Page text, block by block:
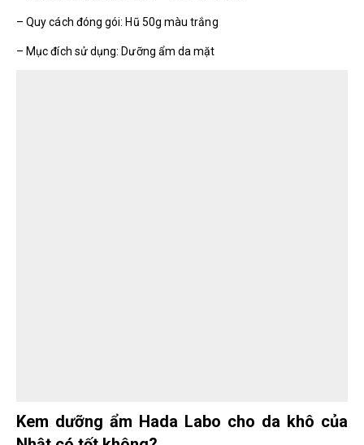
– Quy cách đóng gói: Hũ 50g màu trắng
– Mục đích sử dụng: Dưỡng ẩm da mặt
Kem dưỡng ẩm Hada Labo cho da khô của